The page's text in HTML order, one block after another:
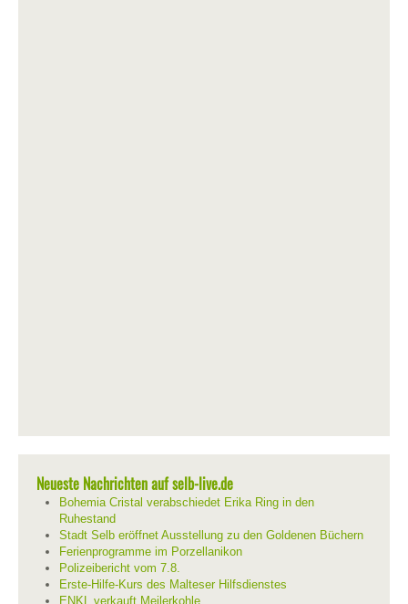
Neueste Nachrichten auf selb-live.de
Bohemia Cristal verabschiedet Erika Ring in den
Ruhestand
Stadt Selb eröffnet Ausstellung zu den Goldenen Büchern
Ferienprogramme im Porzellanikon
Polizeibericht vom 7.8.
Erste-Hilfe-Kurs des Malteser Hilfsdienstes
ENKL verkauft Meilerkohle